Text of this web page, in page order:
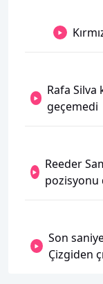
Rafa Silva
geçemedi
Reeder
Son
Çizgiden